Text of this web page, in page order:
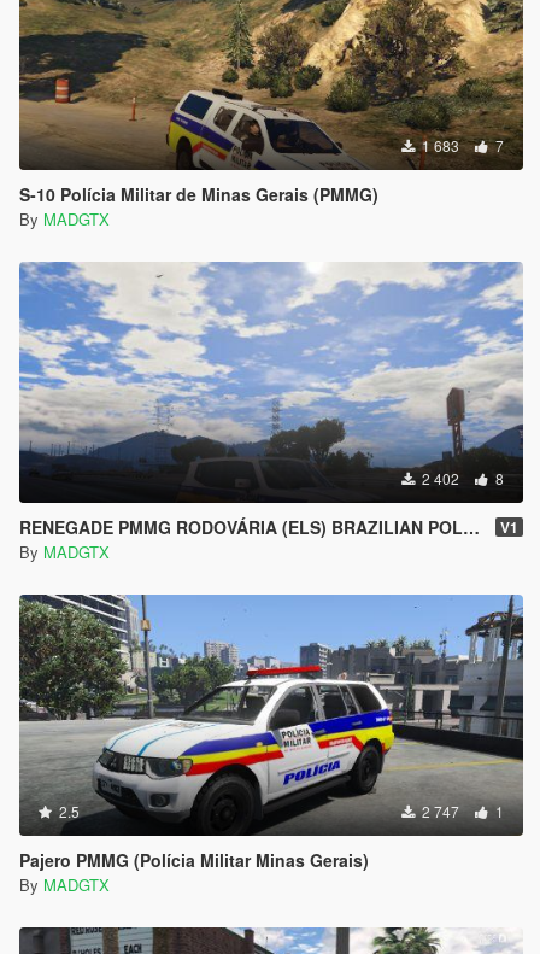
1 683 7
S-10 Polícia Militar de Minas Gerais (PMMG)
By MADGTX
2 402 8
RENEGADE PMMG RODOVÁRIA (ELS) BRAZILIAN POLICE V1
By MADGTX
2.5 2 747 1
Pajero PMMG (Polícia Militar Minas Gerais)
By MADGTX